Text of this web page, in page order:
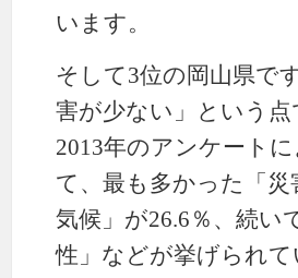
います。
そして3位の岡山県で
害が少ない」という
2013年のアンケート
て、最も多かった「
気候」が26.6％、続い
性」などが挙げられ